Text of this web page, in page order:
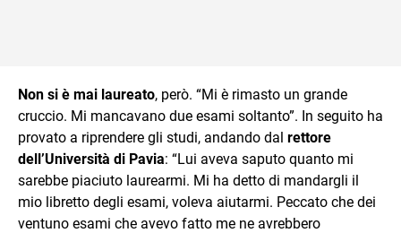
Non si è mai laureato, però. “Mi è rimasto un grande
cruccio. Mi mancavano due esami soltanto”. In seguito ha
provato a riprendere gli studi, andando dal rettore
dell’Università di Pavia: “Lui aveva saputo quanto mi
sarebbe piaciuto laurearmi. Mi ha detto di mandargli il
mio libretto degli esami, voleva aiutarmi. Peccato che dei
ventuno esami che avevo fatto me ne avrebbero